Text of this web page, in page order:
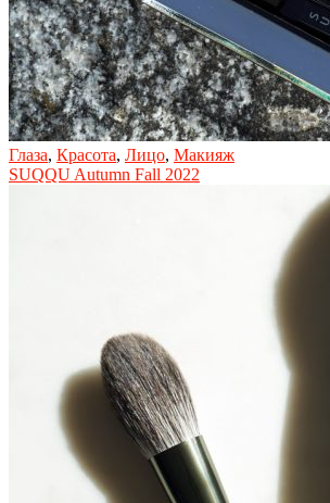
Глаза, Красота, Лицо, Макияж
SUQQU Autumn Fall 2022